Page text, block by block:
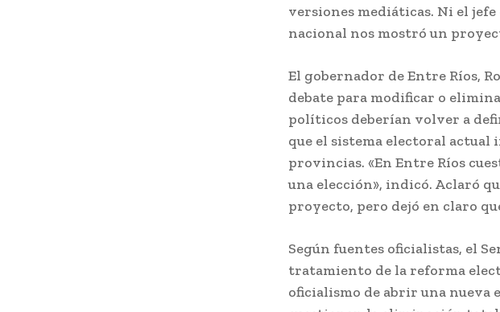
versiones mediáticas. Ni el
nacional nos mostró un
El gobernador de Entre Ríos,
debate para modificar o
políticos deberían volver a
que el sistema electoral actual
provincias. «En Entre Ríos
una elección», indicó. Aclaró
proyecto, pero dejó en claro
Según fuentes oficialistas, el
tratamiento de la reforma
oficialismo de abrir una nueva